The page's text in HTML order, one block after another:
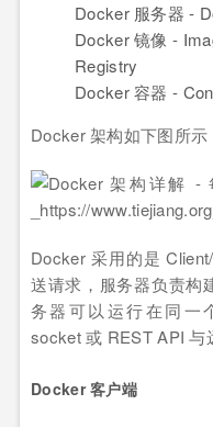
Docker 服务器 -
Docker 镜像 -
Registry
Docker 容器 -
Docker 架构如下图所示
Docker 采用的是
送请求，服务器负责构
务器可以运行在同一
socket 或 REST API 与
Docker 客户端